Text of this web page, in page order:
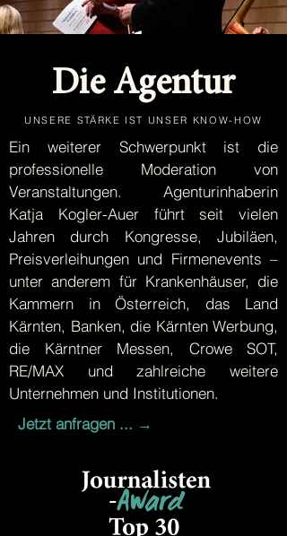
Die Agentur
UNSERE STÄRKE IST UNSER KNOW-HOW
Ein weiterer Schwerpunkt ist die
professionelle Moderation von
Veranstaltungen. Agenturinhaberin
Katja Kogler-Auer führt seit vielen
Jahren durch Kongresse, Jubiläen,
Preisverleihungen und Firmenevents –
unter anderem für Krankenhäuser, die
Kammern in Österreich, das Land
Kärnten, Banken, die Kärnten Werbung,
die Kärntner Messen, Crowe SOT,
RE/MAX und zahlreiche weitere
Unternehmen und Institutionen.
Jetzt anfragen ... →